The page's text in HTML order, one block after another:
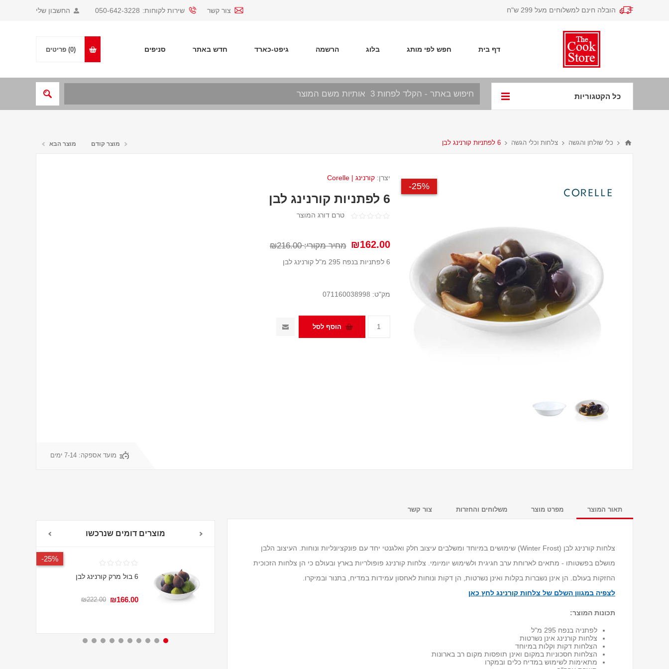
החשבון שלי צור קשר שירות לקוחות: 050-642-3228 הובלה חינם למשלוחים מעל 299 ש"ח
דף בית חפש לפי מותג בלוג הרשמה גיפט-כארד חדש באתר סניפים (0) פריטים
כל הקטגוריות
כלי שולחן והגשה צלחות וכלי הגשה 6 לפתניות קורנינג לבן מוצר קודם מוצר הבא
25%-
יצרן: קורנינג | Corelle
6 לפתניות קורנינג לבן
טרם דורג המוצר
₪162.00 מחיר מקורי: ₪216.00
6 לפתניות בנפח 295 מ"ל קורנינג לבן
מק"ט: 071160038998
מועד אספקה: 7-14 ימים
תאור המוצר מפרט מוצר משלוחים והחזרות צור קשר
צלחות קורנינג לבן (Winter Frost) שימושים במיוחד ומשלבים עיצוב חלק ואלגנטי יחד עם פונקציונליות ונוחות. העיצוב הלבן
מושלם בפשטותו - מתאים לארוחת ערב חגיגית ולשימוש יומיומי. צלחות קורנינג פופולריות בארץ ובעולם כי הן צלחות הזכוכית
החזקות בעולם. הן אינן נשברות בקלות ואינן נשרטות, הן דקות ונוחות לאחסון עמידות במדיח, בתנור ובמיקרו.
לצפיה במגוון השלם של צלחות קורנינג לחץ כאן
תכונות המוצר:
לפתניה בנפח 295 מ"ל
צלחות קורנינג אינן נשרטות
הצלחות דקות וקלות במיוחד
הצלחות חסכוניות במקום ואינן תופסות מקום רב בארונות
מתאימות לשימוש במדיח כלים ובמקרו
מוצרים דומים שנרכשו
25%-
6 בול מרק קורנינג לבן
₪166.00
₪222.00